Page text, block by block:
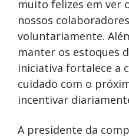
muito felizes em ver
nossos
voluntariamente.
manter os estoques
iniciativa fortalece a
cuidado com o
incentivar
A presidente da